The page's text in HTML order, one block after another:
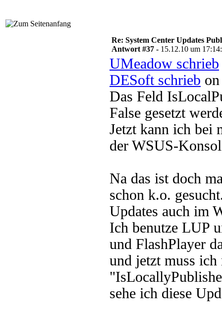
Re: System Center Updates
Antwort #37 - 15.12.10 um
UMeadow schrieb
DESoft schrieb
Das Feld
False gesetzt
Jetzt kann ich bei
der WSUS-
Na das ist doch
schon k.o.
Updates auch im
Ich benutze LUP
und FlashPlayer
und jetzt muss
sehe ich diese